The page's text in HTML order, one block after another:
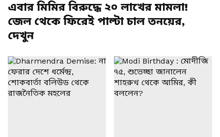
এবার মিমির বিরুদ্ধে ২০ লাখের মামলা!
জেল থেকে ফিরেই পাল্টা চাল তনয়ের,
দেখুন